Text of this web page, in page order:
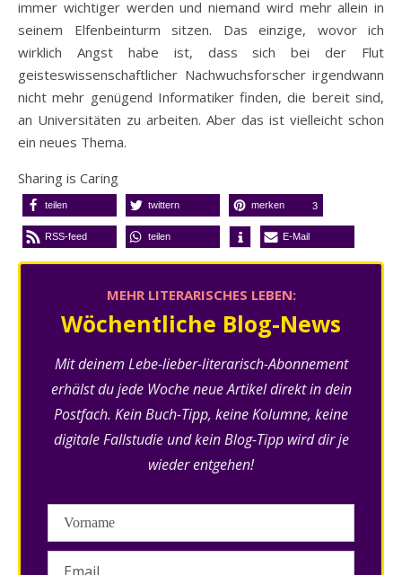
immer wichtiger werden und niemand wird mehr allein in
seinem Elfenbeinturm sitzen. Das einzige, wovor ich
wirklich Angst habe ist, dass sich bei der Flut
geisteswissenschaftlicher Nachwuchsforscher irgendwann
nicht mehr genügend Informatiker finden, die bereit sind,
an Universitäten zu arbeiten. Aber das ist vielleicht schon
ein neues Thema.
Sharing is Caring
teilen twittern merken 3
RSS-feed teilen E-Mail
MEHR LITERARISCHES LEBEN:
Wöchentliche Blog-News
Mit deinem Lebe-lieber-literarisch-Abonnement
erhälst du jede Woche neue Artikel direkt in dein
Postfach. Kein Buch-Tipp, keine Kolumne, keine
digitale Fallstudie und kein Blog-Tipp wird dir je
wieder entgehen!